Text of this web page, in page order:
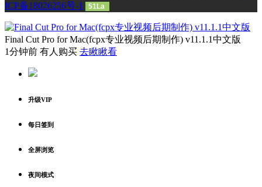
ICP备18026256号-1
51La
Final Cut Pro for Mac(fcpx专业视频后期制作) v11.1.1中文版
1分钟前 有人购买 去瞅瞅看
升级VIP
每日签到
全屏浏览
夜间模式